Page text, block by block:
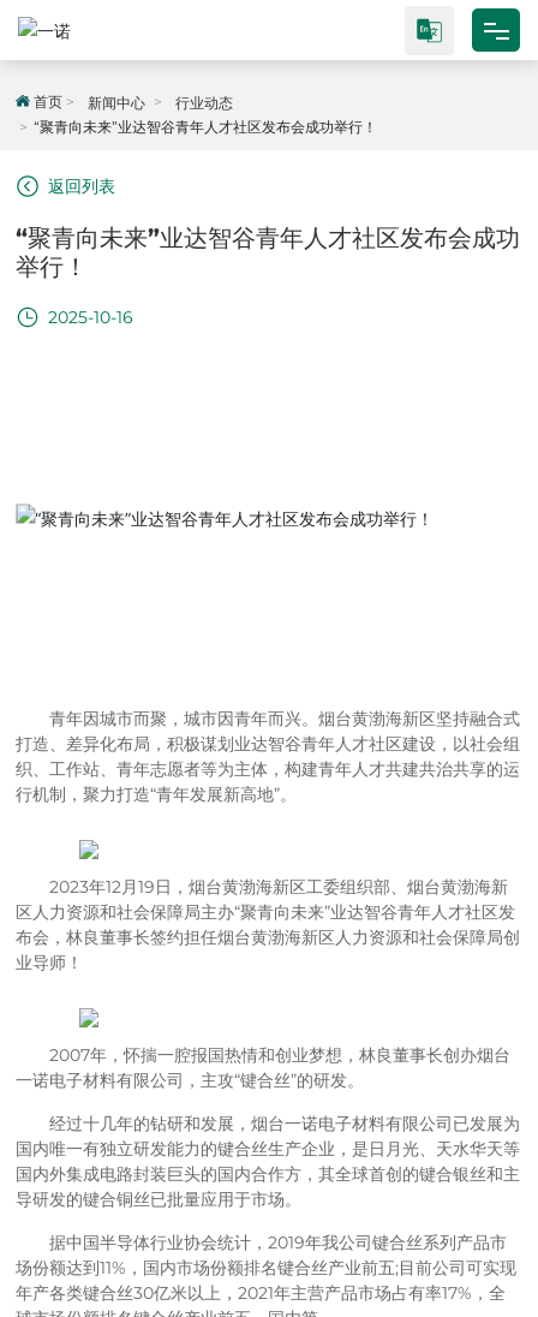
网站首页
封测平台
产业研究院
首页 新闻中心
行业动态
“聚青向未来”业达智谷青年人才社区发布会成功举行！
返回列表
“聚青向未来”业达智谷青年人才社区发布会成功
举行！
2025-10-16
青年因城市而聚，城市因青年而兴。烟台黄渤海新区坚持融合式
打造、差异化布局，积极谋划业达智谷青年人才社区建设，以社会组
织、工作站、青年志愿者等为主体，构建青年人才共建共治共享的运
行机制，聚力打造“青年发展新高地”。
2023年12月19日，烟台黄渤海新区工委组织部、烟台黄渤海新
区人力资源和社会保障局主办“聚青向未来”业达智谷青年人才社区发
布会，林良董事长签约担任烟台黄渤海新区人力资源和社会保障局创
业导师！
2007年，怀揣一腔报国热情和创业梦想，林良董事长创办烟台
一诺电子材料有限公司，主攻“键合丝”的研发。
经过十几年的钻研和发展，烟台一诺电子材料有限公司已发展为
国内唯一有独立研发能力的键合丝生产企业，是日月光、天水华天等
国内外集成电路封装巨头的国内合作方，其全球首创的键合银丝和主
导研发的键合铜丝已批量应用于市场。
据中国半导体行业协会统计，2019年我公司键合丝系列产品市
场份额达到11%，国内市场份额排名键合丝产业前五;目前公司可实现
年产各类键合丝30亿米以上，2021年主营产品市场占有率17%，全